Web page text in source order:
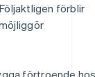
förblir
förtroende